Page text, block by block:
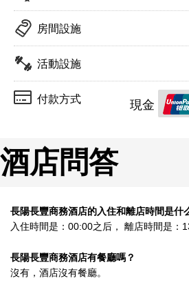
房間設施
活動設施
付款方式 現金
酒店問答
長陽長豐商務酒店的入住和離店時間是什
入住時間是：00:00之后， 離店時間是：
長陽長豐商務酒店有餐廳嗎？
沒有，酒店沒有餐廳。